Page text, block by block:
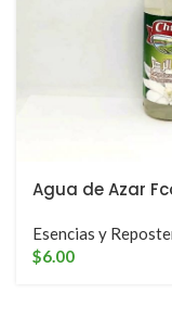
Agua de Azar
Esencias y
$6.00